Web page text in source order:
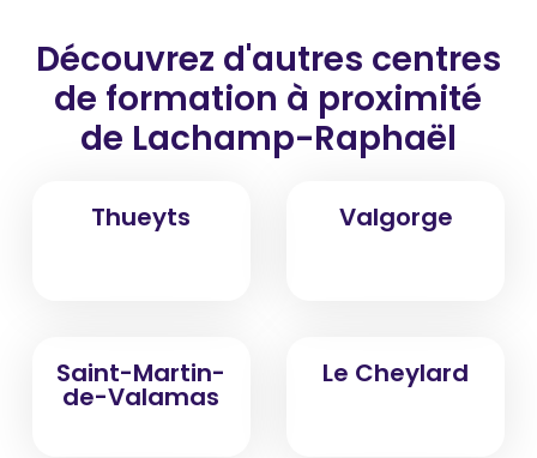
Découvrez d'autres centres
de formation à proximité
de Lachamp-Raphaël
Thueyts Valgorge
Saint-Martin-
de-Valamas
Le Cheylard